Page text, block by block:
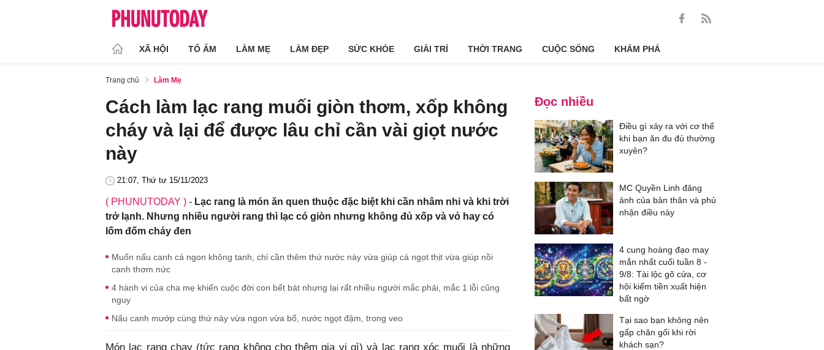
XÃ HỘI TỔ ẤM LÀM MẸ LÀM ĐẸP SỨC KHỎE GIẢI TRÍ THỜI TRANG CUỘC SỐNG KHÁM PHÁ
Trang chủ Làm Mẹ
Cách làm lạc rang muối giòn thơm, xốp không
cháy và lại để được lâu chỉ cần vài giọt nước
này
21:07, Thứ tư 15/11/2023
( PHUNUTODAY ) - Lạc rang là món ăn quen thuộc đặc biệt khi cần nhâm nhi và khi trời
trở lạnh. Nhưng nhiều người rang thì lạc có giòn nhưng không đủ xốp và vỏ hay có
lốm đốm cháy đen
Muốn nấu canh cá ngon không tanh, chỉ cần thêm thứ nước này vừa giúp cá ngọt thịt vừa giúp nồi
canh thơm nức
4 hành vi của cha mẹ khiến cuộc đời con bết bát nhưng lại rất nhiều người mắc phải, mắc 1 lỗi cũng
nguy
Nấu canh mướp cùng thứ này vừa ngon vừa bổ, nước ngọt đậm, trong veo
Món lạc rang chay (tức rang không cho thêm gia vị gì) và lạc rang xóc muối là những
Đọc nhiều
Điều gì xảy ra với cơ thể
khi bạn ăn đu đủ thường
xuyên?
MC Quyền Linh đăng
ảnh của bản thân và phủ
nhận điều này
4 cung hoàng đạo may
mắn nhất cuối tuần 8 -
9/8: Tài lộc gõ cửa, cơ
hội kiếm tiền xuất hiện
bất ngờ
Tại sao bạn không nên
gấp chăn gối khi rời
khách sạn?